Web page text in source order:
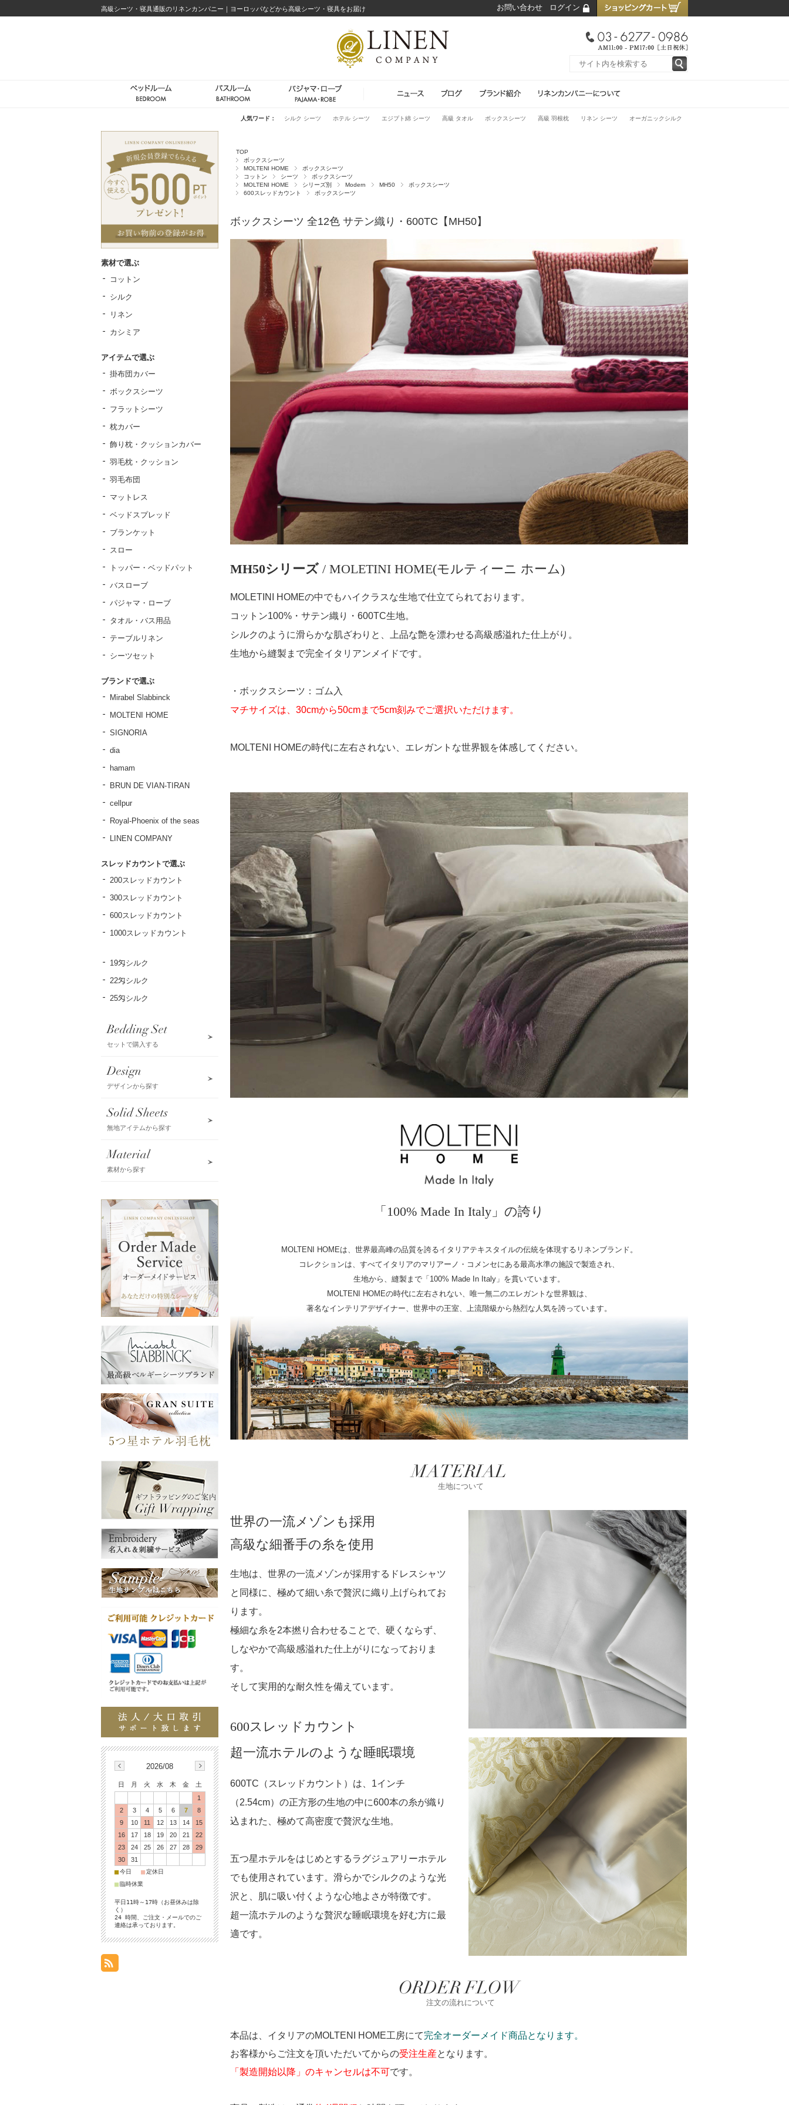
高級シーツ・寝具通販のリネンカンパニー｜ヨーロッパなどから高級シーツ・寝具をお届け お問い合わせ ログイン
人気ワード： シルク シーツ ホテル シーツ エジプト綿 シーツ 高級 タオル ボックスシーツ 高級 羽根枕 リネン シーツ オーガニックシルク
TOP
ボックスシーツ
MOLTENI HOME
ボックスシーツ
コットン
シーツ
ボックスシーツ
MOLTENI HOME
シリーズ別 Modern MH50
ボックスシーツ
600スレッドカウント
ボックスシーツ
ボックスシーツ 全12色 サテン織り・600TC【MH50】
MH50シリーズ / MOLETINI HOME(モルティーニ ホーム)
MOLETINI HOMEの中でもハイクラスな生地で仕立てられております。
コットン100%・サテン織り・600TC生地。
シルクのように滑らかな肌ざわりと、上品な艶を漂わせる高級感溢れた仕上がり。
生地から縫製まで完全イタリアンメイドです。
・ボックスシーツ：ゴム入
マチサイズは、30cmから50cmまで5cm刻みでご選択いただけます。
MOLTENI HOMEの時代に左右されない、エレガントな世界観を体感してください。
「100% Made In Italy」の誇り
MOLTENI HOMEは、世界最高峰の品質を誇るイタリアテキスタイルの伝統を体現するリネンブランド。
コレクションは、すべてイタリアのマリアーノ・コメンセにある最高水準の施設で製造され、
生地から、縫製まで「100% Made In Italy」を貫いています。
MOLTENI HOMEの時代に左右されない、唯一無二のエレガントな世界観は、
著名なインテリアデザイナー、世界中の王室、上流階級から熱烈な人気を誇っています。
MATERIAL
生地について
世界の一流メゾンも採用
高級な細番手の糸を使用
生地は、世界の一流メゾンが採用するドレスシャツ
と同様に、極めて細い糸で贅沢に織り上げられてお
ります。
極細な糸を2本撚り合わせることで、硬くならず、
しなやかで高級感溢れた仕上がりになっておりま
す。
そして実用的な耐久性を備えています。
600スレッドカウント
超一流ホテルのような睡眠環境
600TC（スレッドカウント）は、1インチ
（2.54cm）の正方形の生地の中に600本の糸が織り
込まれた、極めて高密度で贅沢な生地。
五つ星ホテルをはじめとするラグジュアリーホテル
でも使用されています。滑らかでシルクのような光
沢と、肌に吸い付くような心地よさが特徴です。
超一流ホテルのような贅沢な睡眠環境を好む方に最
適です。
ORDER FLOW
注文の流れについて
本品は、イタリアのMOLTENI HOME工房にて完全オーダーメイド商品となります。
お客様からご注文を頂いただいてからの受注生産となります。
「製造開始以降」のキャンセルは不可です。
素材で選ぶ
コットン
シルク
リネン
カシミア
アイテムで選ぶ
掛布団カバー
ボックスシーツ
フラットシーツ
枕カバー
飾り枕・クッションカバー
羽毛枕・クッション
羽毛布団
マットレス
ベッドスプレッド
ブランケット
スロー
トッパー・ベッドパット
バスローブ
パジャマ・ローブ
タオル・バス用品
テーブルリネン
シーツセット
ブランドで選ぶ
Mirabel Slabbinck
MOLTENI HOME
SIGNORIA
dia
hamam
BRUN DE VIAN-TIRAN
cellpur
Royal-Phoenix of the seas
LINEN COMPANY
スレッドカウントで選ぶ
200スレッドカウント
300スレッドカウント
600スレッドカウント
1000スレッドカウント
19匁シルク
22匁シルク
25匁シルク
Bedding Set
セットで購入する
Design
デザインから探す
Solid Sheets
無地アイテムから探す
Material
素材から探す
2026/08
日 月 火 水 木 金
土
1
2
3 4 5 6 7
8
9
10 11 12 13 14
15
16
17 18 19 20 21
22
23
24 25 26 27 28
29
30
31
■今日 ■定休日
■臨時休業
平日11時～17時（お昼休みは除
く）
24 時間、ご注文・メールでのご
連絡は承っております。